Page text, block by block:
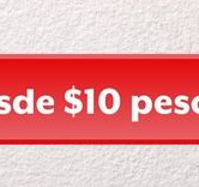
de los
Civil, del
(EREIM)
de Actividades
y trabajadores de